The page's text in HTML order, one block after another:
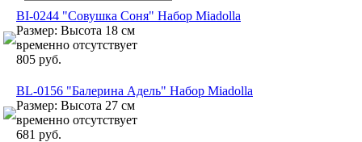
BI-0244 "Совушка Cоня" Набор Miadolla
Размер: Высота 18 см
временно отсутствует
805 руб.
BL-0156 "Балерина Адель" Набор Miadolla
Размер: Высота 27 см
временно отсутствует
681 руб.